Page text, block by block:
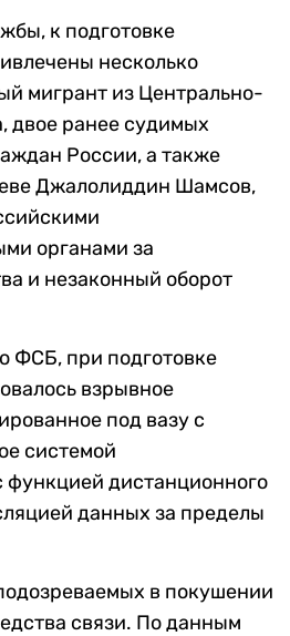
к подготовке
несколько
мигрант из Центрально-
двое ранее судимых
России, а также
Джалолиддин Шамсов,
органами за
и незаконный оборот
ФСБ, при подготовке
взрывное
под вазу с
системой
дистанционного
данных за пределы
в покушении
связи. По данным